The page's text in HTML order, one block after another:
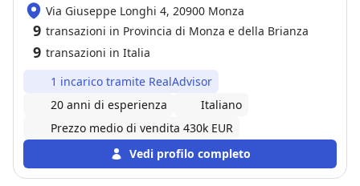
Via Giuseppe Longhi 4, 20900 Monza
9 transazioni in Provincia di Monza e della Brianza
9 transazioni in Italia
1 incarico tramite RealAdvisor
20 anni di esperienza
Italiano
Prezzo medio di vendita 430k EUR
Vedi profilo completo